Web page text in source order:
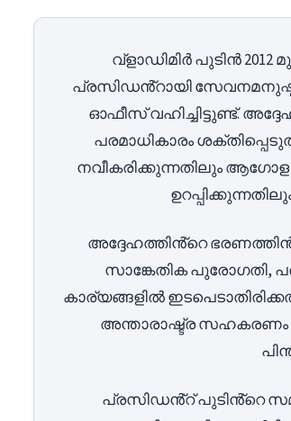
വ്‌ളാഡിമിർ പുടിൻ
പ്രസിഡൻ്റായി
ഓഫീസ് വഹിച്ചിട്ടുണ്ട്.
പരമാധികാരം
നവീകരിക്കുന്നതിലും
അദ്ദേഹത്തിൻ്റെ
സാങ്കേതിക
കാര്യങ്ങളിൽ
അന്താരാഷ്ട്ര സഹകരണം
പ്രസിഡൻ്റ് പുടിൻ്റെ